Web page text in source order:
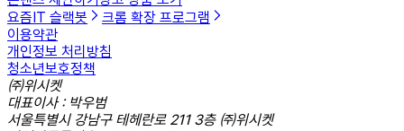
요즘IT 슬랙봇
크롬 확장 프로그램
이용약관
개인정보 처리방침
청소년보호정책
㈜위시켓
대표이사 : 박우범
서울특별시 강남구 테헤란로 211 3층 ㈜위시켓